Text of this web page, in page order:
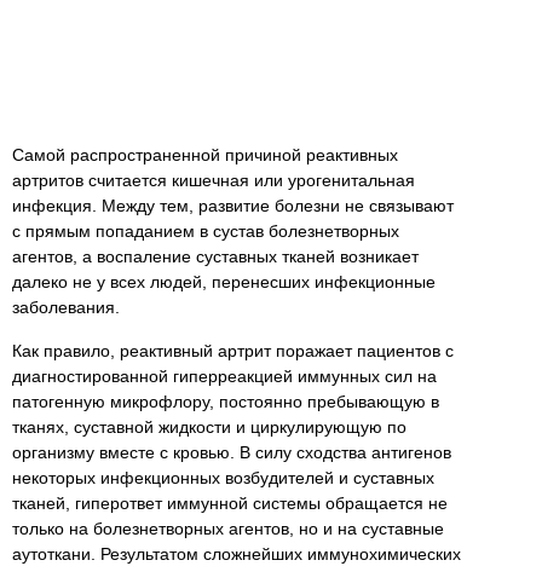
Самой распространенной причиной реактивных
артритов считается кишечная или урогенитальная
инфекция. Между тем, развитие болезни не связывают
с прямым попаданием в сустав болезнетворных
агентов, а воспаление суставных тканей возникает
далеко не у всех людей, перенесших инфекционные
заболевания.
Как правило, реактивный артрит поражает пациентов с
диагностированной гиперреакцией иммунных сил на
патогенную микрофлору, постоянно пребывающую в
тканях, суставной жидкости и циркулирующую по
организму вместе с кровью. В силу сходства антигенов
некоторых инфекционных возбудителей и суставных
тканей, гиперответ иммунной системы обращается не
только на болезнетворных агентов, но и на суставные
аутоткани. Результатом сложнейших иммунохимических